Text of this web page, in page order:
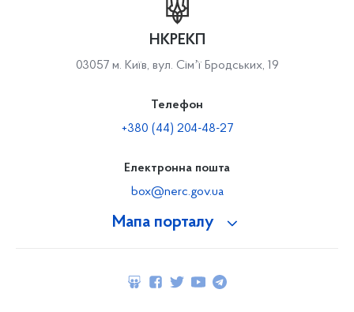
Мапа порталу
НКРЕКП
03057 м. Київ, вул. Сімʼї Бродських, 19
Телефон
+380 (44) 204-48-27
Електронна пошта
box@nerc.gov.ua